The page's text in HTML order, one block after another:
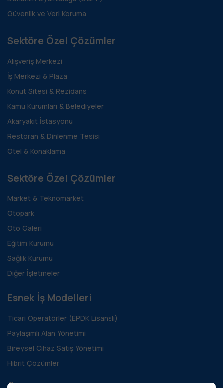
Güvenlik ve Veri Koruma
Sektöre Özel Çözümler
Alışveriş Merkezi
İş Merkezi & Plaza
Konut Sitesi & Rezidans
Kamu Kurumları & Belediyeler
Akaryakıt İstasyonu
Restoran & Dinlenme Tesisi
Otel & Konaklama
Sektöre Özel Çözümler
Market & Teknomarket
Otopark
Oto Galeri
Eğitim Kurumu
Sağlık Kurumu
Diğer İşletmeler
Esnek İş Modelleri
Ticari Operatörler (EPDK Lisanslı)
Paylaşımlı Alan Yönetimi
Bireysel Cihaz Satış Yönetimi
Hibrit Çözümler